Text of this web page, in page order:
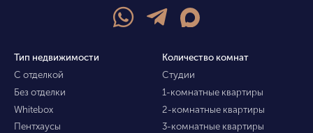
Тип недвижимости
С отделкой
Без отделки
Whitebox
Пентхаусы
Количество комнат
Студии
1-комнатные квартиры
2-комнатные квартиры
3-комнатные квартиры